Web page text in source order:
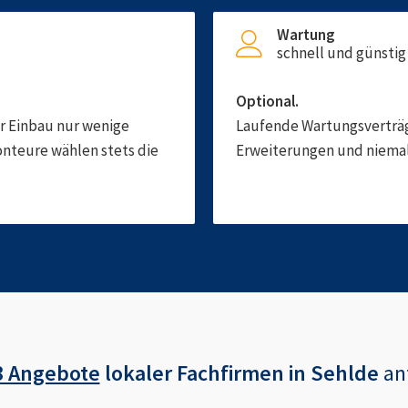
Einbau nur wenige
wählen stets die
Wartung
schnell und günstig
Optional.
Laufende
Erweiterungen und
Angebote lokaler Fachfirmen in Sehlde